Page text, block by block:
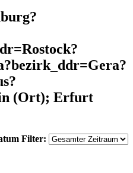
(Ort); Erfurt
Filter: